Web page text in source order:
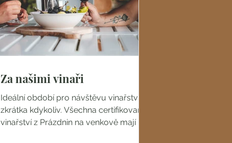
Za našimi vinaři
Ideální období pro návštěvu vinařství je
zkrátka kdykoliv. Všechna certifikovaná
vinařství z Prázdnin na venkově mají pro